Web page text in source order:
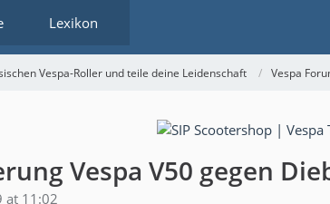
Lexikon
Vespa-Roller und teile deine Leidenschaft Vespa
Vespa V50 gegen
at 11:02